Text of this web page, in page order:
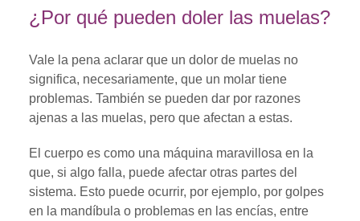
¿Por qué pueden doler las muelas?
Vale la pena aclarar que un dolor de muelas no
significa, necesariamente, que un molar tiene
problemas. También se pueden dar por razones
ajenas a las muelas, pero que afectan a estas.
El cuerpo es como una máquina maravillosa en la
que, si algo falla, puede afectar otras partes del
sistema. Esto puede ocurrir, por ejemplo, por golpes
en la mandíbula o problemas en las encías, entre